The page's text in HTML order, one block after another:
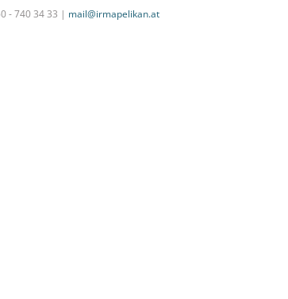
- 740 34 33 | mail@irmapelikan.at